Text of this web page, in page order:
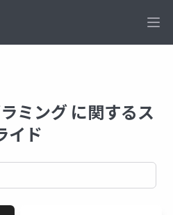
ミング に関するス
イド